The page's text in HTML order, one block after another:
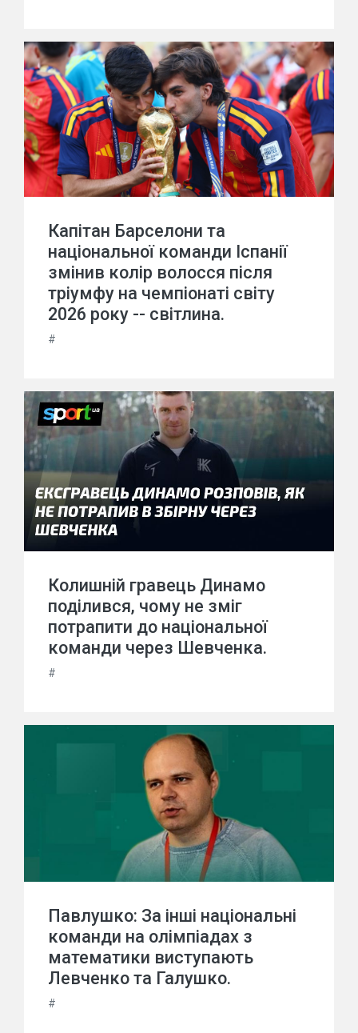
Капітан Барселони та
національної команди Іспанії
змінив колір волосся після
тріумфу на чемпіонаті світу
2026 року -- світлина.
#
Колишній гравець Динамо
поділився, чому не зміг
потрапити до національної
команди через Шевченка.
#
Павлушко: За інші національні
команди на олімпіадах з
математики виступають
Левченко та Галушко.
#